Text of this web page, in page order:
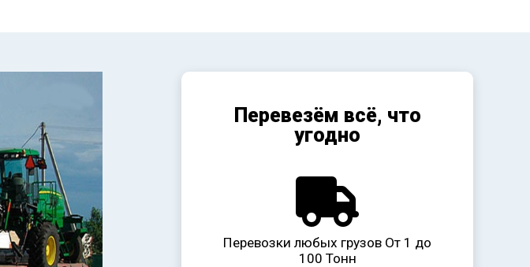
Перевезём всё, что
угодно
Перевозки любых грузов От 1 до
100 Тонн